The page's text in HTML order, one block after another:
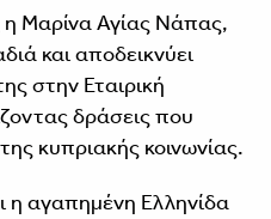
η Μαρίνα Αγίας Νάπας,
και αποδεικνύει
στην Εταιρική
δράσεις που
κυπριακής κοινωνίας.
η αγαπημένη Ελληνίδα